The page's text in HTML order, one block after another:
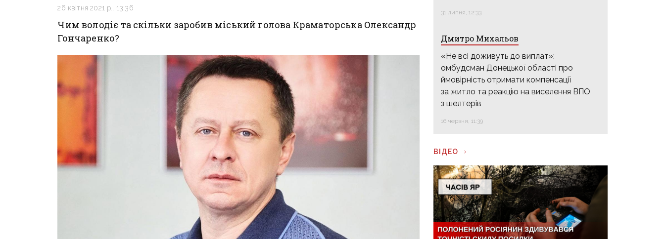
26 квітня 2021 р., 13:36
Чим володіє та скільки заробив міський голова Краматорська Олександр
Гончаренко?
31 липня, 12:33
Дмитро Михальов
«Не всі доживуть до виплат»:
омбудсман Донецької області про
ймовірність отримати компенсації
за житло та реакцію на виселення ВПО
з шелтерів
16 червня, 11:39
ВІДЕО